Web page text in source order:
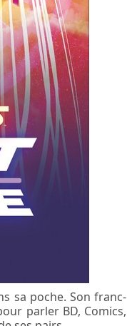
sa poche. Son franc-
parler BD, Comics,